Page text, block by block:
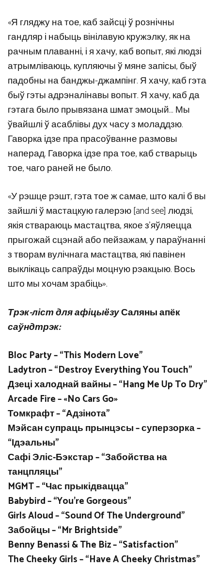
«Я гляджу на тое, каб зайсці ў рознічны
гандляр і набыць вінілавую кружэлку, як на
рачным плаванні, і я хачу, каб вопыт, які людзі
атрымліваюць, купляючы ў мяне запісы, быў
падобны на банджы-джампінг. Я хачу, каб гэта
быў гэты адрэналінавы вопыт. Я хачу, каб да
гэтага было прывязана шмат эмоцый… Мы
ўвайшлі ў асаблівы дух часу з моладдзю.
Гаворка ідзе пра прасоўванне размовы
наперад. Гаворка ідзе пра тое, каб стварыць
тое, чаго раней не было.
«У рэшце рэшт, гэта тое ж самае, што калі б вы
зайшлі ў мастацкую галерэю [and see] людзі,
якія ствараюць мастацтва, якое з’яўляецца
прыгожай сцэнай або пейзажам, у параўнанні
з творам вулічнага мастацтва, які павінен
выклікаць сапраўды моцную рэакцыю. Вось
што мы хочам зрабіць».
Трэк-ліст для афіцыёзуСаляны апёк
саўндтрэк:
Bloc Party – “This Modern Love”
Ladytron – “Destroy Everything You Touch”
Дзеці халоднай вайны – “Hang Me Up To Dry”
Arcade Fire – «No Cars Go»
Томкрафт – “Адзінота”
Мэйсан супраць прынцэсы – суперзорка –
“Ідэальны”
Сафі Эліс-Бэкстар – “Забойства на
танцпляцы”
MGMT – “Час прыкідвацца”
Babybird – “You’re Gorgeous”
Girls Aloud – “Sound Of The Underground”
Забойцы – “Mr Brightside”
Benny Benassi & The Biz – “Satisfaction”
The Cheeky Girls – “Have A Cheeky Christmas”